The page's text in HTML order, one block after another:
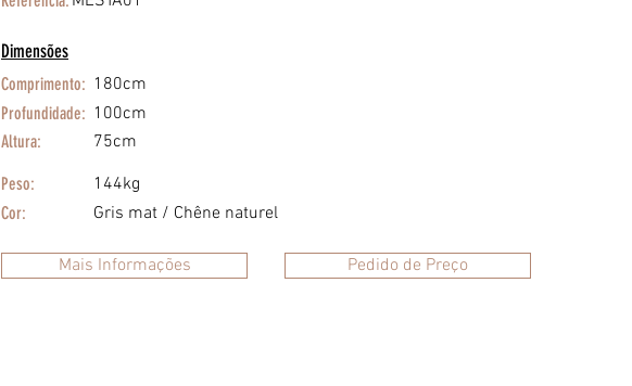
Dimensões
Comprimento:
Profundidade:
Altura:
Peso:
Cor:
180cm
100cm
75cm
144kg
Gris mat / Chêne naturel
Mais Informações Pedido de Preço